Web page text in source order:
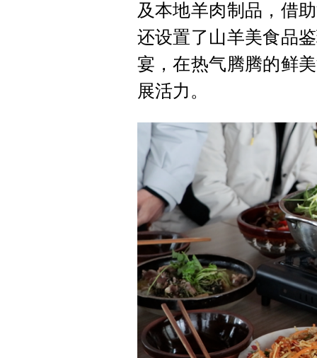
及本地羊肉制品，借
还设置了山羊美食品
宴，在热气腾腾的鲜
展活力。